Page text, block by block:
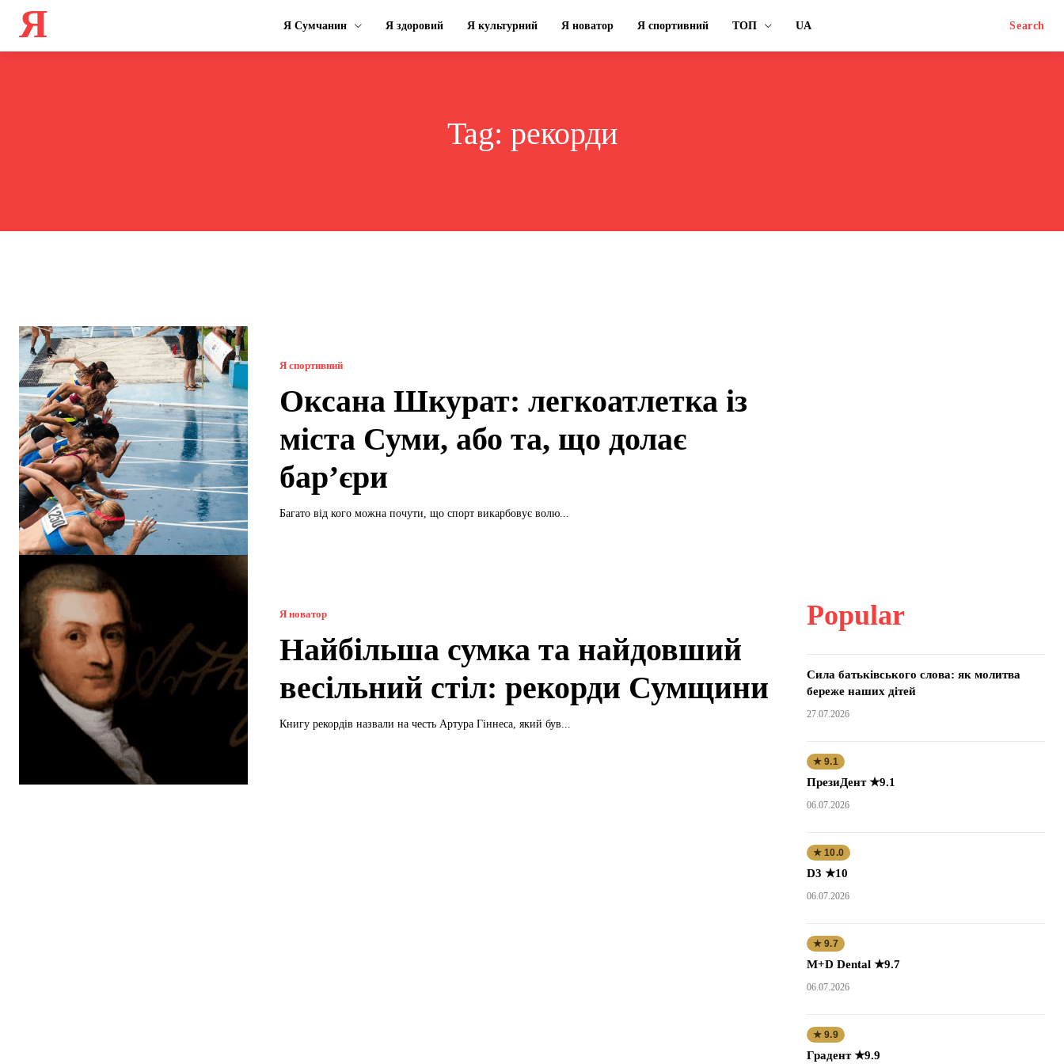
Я Я Сумчанин Я здоровий Я культурний Я новатор Я спортивний ТОП UA Search
Tag: рекорди
Я спортивний
Оксана Шкурат: легкоатлетка із
міста Суми, або та, що долає
бар’єри
Багато від кого можна почути, що спорт викарбовує волю...
Я новатор
Найбільша сумка та найдовший
весільний стіл: рекорди Сумщини
Книгу рекордів назвали на честь Артура Гіннеса, який був...
Popular
Сила батьківського слова: як молитва
береже наших дітей
27.07.2026
★ 9.1
ПрезиДент ★9.1
06.07.2026
★ 10.0
D3 ★10
06.07.2026
★ 9.7
M+D Dental ★9.7
06.07.2026
★ 9.9
Градент ★9.9